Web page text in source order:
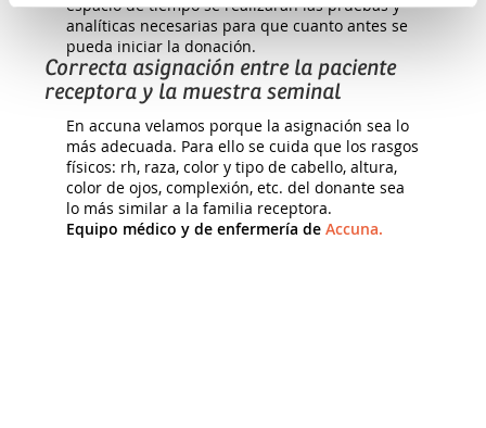
espacio de tiempo se realizarán las pruebas y
analíticas necesarias para que cuanto antes se
pueda iniciar la donación.
Correcta asignación entre la paciente
receptora y la muestra seminal
En accuna velamos porque la asignación sea lo
más adecuada. Para ello se cuida que los rasgos
físicos: rh, raza, color y tipo de cabello, altura,
color de ojos, complexión, etc. del donante sea
lo más similar a la familia receptora.
Equipo médico y de enfermería deAccuna.